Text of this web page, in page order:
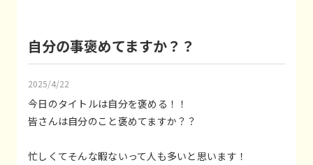
自分の事褒めてますか？？
2025/4/22
今日のタイトルは自分を褒める！！
皆さんは自分のこと褒めてますか？？
忙しくてそんな暇ないって人も多いと思います！